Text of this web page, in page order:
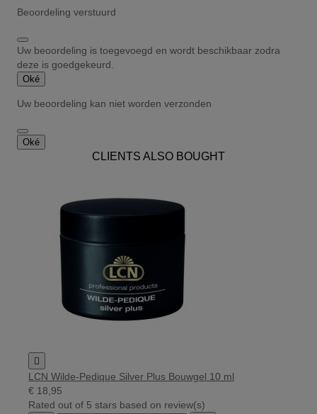
Beoordeling verstuurd
Uw beoordeling is toegevoegd en wordt beschikbaar zodra
deze is goedgekeurd.
Oké
Uw beoordeling kan niet worden verzonden
Oké
CLIENTS ALSO BOUGHT

LCN Wilde-Pedique Silver Plus Bouwgel 10 ml
€ 18,95
Rated out of 5 stars based on review(s)